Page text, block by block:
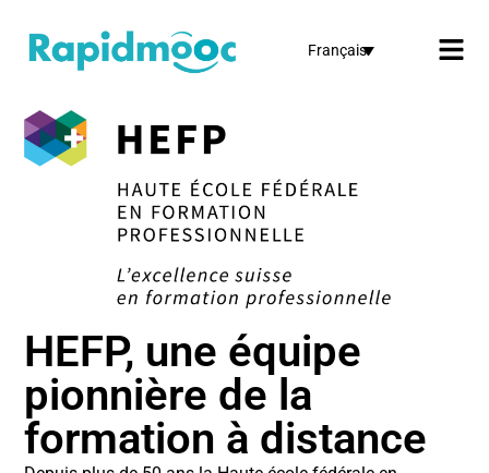
Français
HEFP, une équipe
pionnière de la
formation à distance